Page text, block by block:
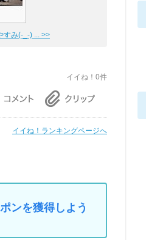
すみ(-_-) ... >>
イイね！0件
イイね！ランキングページへ
ンを獲得しよう